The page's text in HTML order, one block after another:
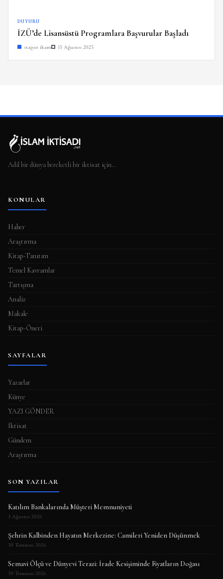
DUYURU
İZÜ’de Lisansüstü Programlara Başvurular Başladı
stajyer ikam 15 Ağustos 2025
Adil bir dünya bereketli bir iktisat için…
KONULAR
Haber
Araştırma
Kitap-Tanıtım
Temel Kavramlar
Tartışma
Analiz
Makale
Kitap-Öneri
SAYFALAR
Yazarlar
Künye
YAZI GÖNDER
İktisat
Gündem
Araştırma
SON YAZILAR
Katılım Bankalarında Müşteri Memnuniyeti
3 Ağustos 2026
Şehrin Kalbinden Hayatın Merkezine: Camileri Yeniden Düşünmek
30 Temmuz 2026
Semavi Ölçü ve Dünyevi Terazi: İrade Kesişiminde Fiyatların Doğası
30 Temmuz 2026